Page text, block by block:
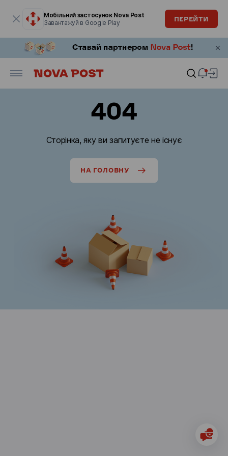
Мобільний застосунок Nova Post
Завантажуй в Google Play
ПЕРЕЙТИ
404
Сторінка, яку ви запитуєте не існує
НА ГОЛОВНУ